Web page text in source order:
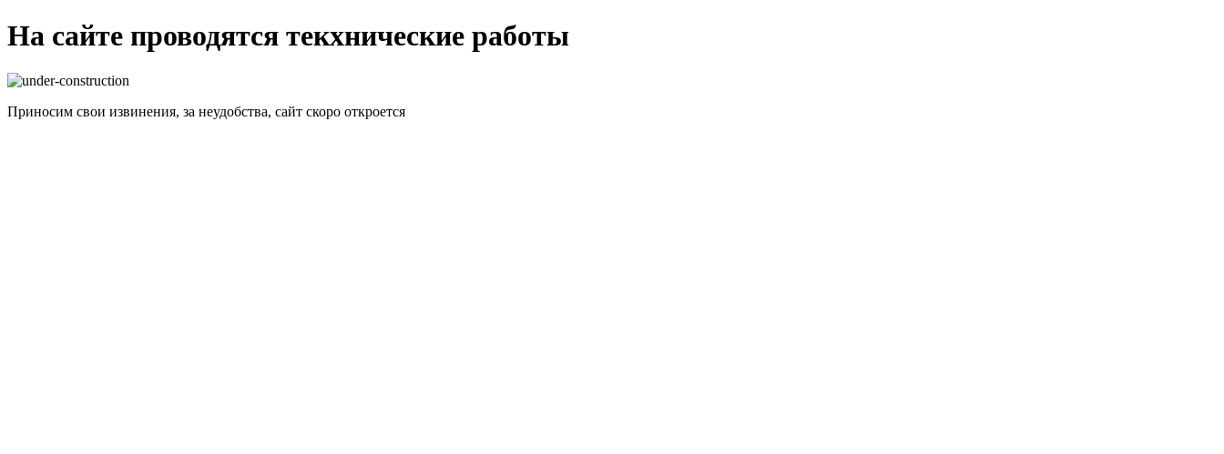
На сайте проводятся текхнические работы
Приносим свои извинения, за неудобства, сайт скоро откроется